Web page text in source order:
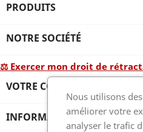
PRODUITS
NOTRE SOCIÉTÉ
⚖ Exercer mon droit de
VOTRE COMPTE
INFORMATIONS
Nous utilisons
améliorer votre
analyser le trafic